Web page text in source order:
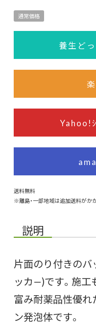
通常価格
養生ど
Yahoo!
送料無料
※離島・一部地域は追加送料がか
説明
片面のり付きの
ッカ—)です。施工
富み耐薬品性優
ン発泡体です。